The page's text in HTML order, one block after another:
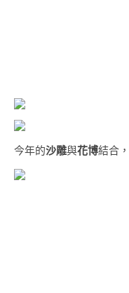
今年的沙雕與花博結合，